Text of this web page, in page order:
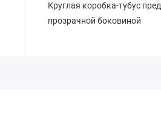
Круглая коробка-тубус
прозрачной боковиной